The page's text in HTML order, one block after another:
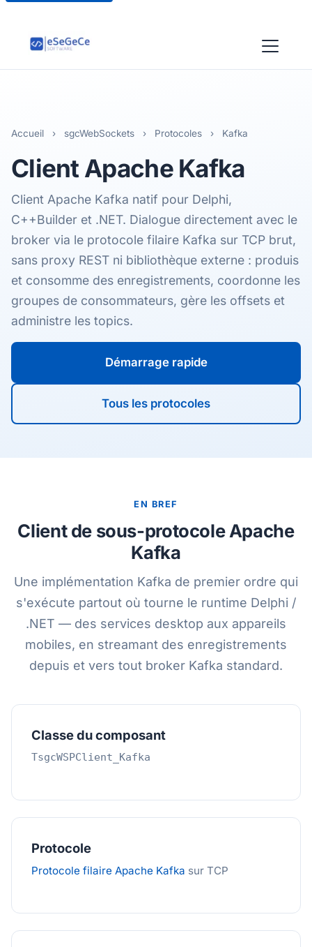
Accueil › sgcWebSockets › Protocoles › Kafka
Client Apache Kafka
Client Apache Kafka natif pour Delphi,
C++Builder et .NET. Dialogue directement avec le
broker via le protocole filaire Kafka sur TCP brut,
sans proxy REST ni bibliothèque externe : produis
et consomme des enregistrements, coordonne les
groupes de consommateurs, gère les offsets et
administre les topics.
Démarrage rapide
Tous les protocoles
EN BREF
Client de sous-protocole Apache
Kafka
Une implémentation Kafka de premier ordre qui
s'exécute partout où tourne le runtime Delphi /
.NET — des services desktop aux appareils
mobiles, en streamant des enregistrements
depuis et vers tout broker Kafka standard.
Classe du composant
TsgcWSPClient_Kafka
Protocole
Protocole filaire Apache Kafka sur TCP